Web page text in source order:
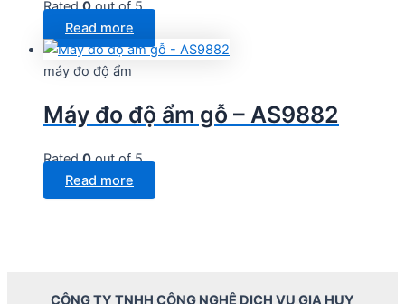
Rated0out of 5
Read more
máy đo độ ẩm
Máy đo độ ẩm gỗ – AS9882
Rated0out of 5
Read more
CÔNG TY TNHH CÔNG NGHỆ DỊCH VỤ GIA HUY